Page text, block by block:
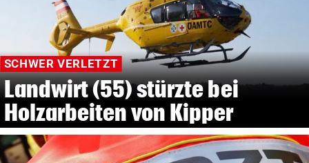
SCHWER VERLETZT
Landwirt (55) stürzte bei
Holzarbeiten von Kipper